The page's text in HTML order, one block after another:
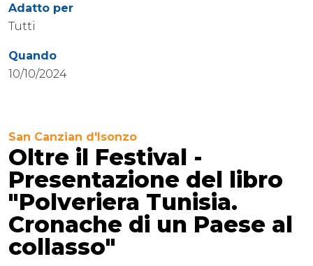
Adatto per
Tutti
Quando
10/10/2024
San Canzian d'Isonzo
Oltre il Festival -
Presentazione del libro
"Polveriera Tunisia.
Cronache di un Paese al
collasso"